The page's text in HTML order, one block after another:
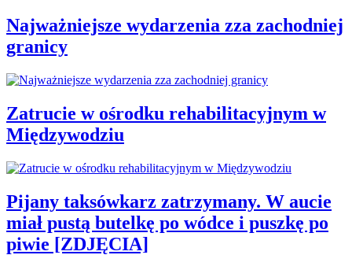
Najważniejsze wydarzenia zza zachodniej
granicy
Zatrucie w ośrodku rehabilitacyjnym w
Międzywodziu
Pijany taksówkarz zatrzymany. W aucie
miał pustą butelkę po wódce i puszkę po
piwie [ZDJĘCIA]